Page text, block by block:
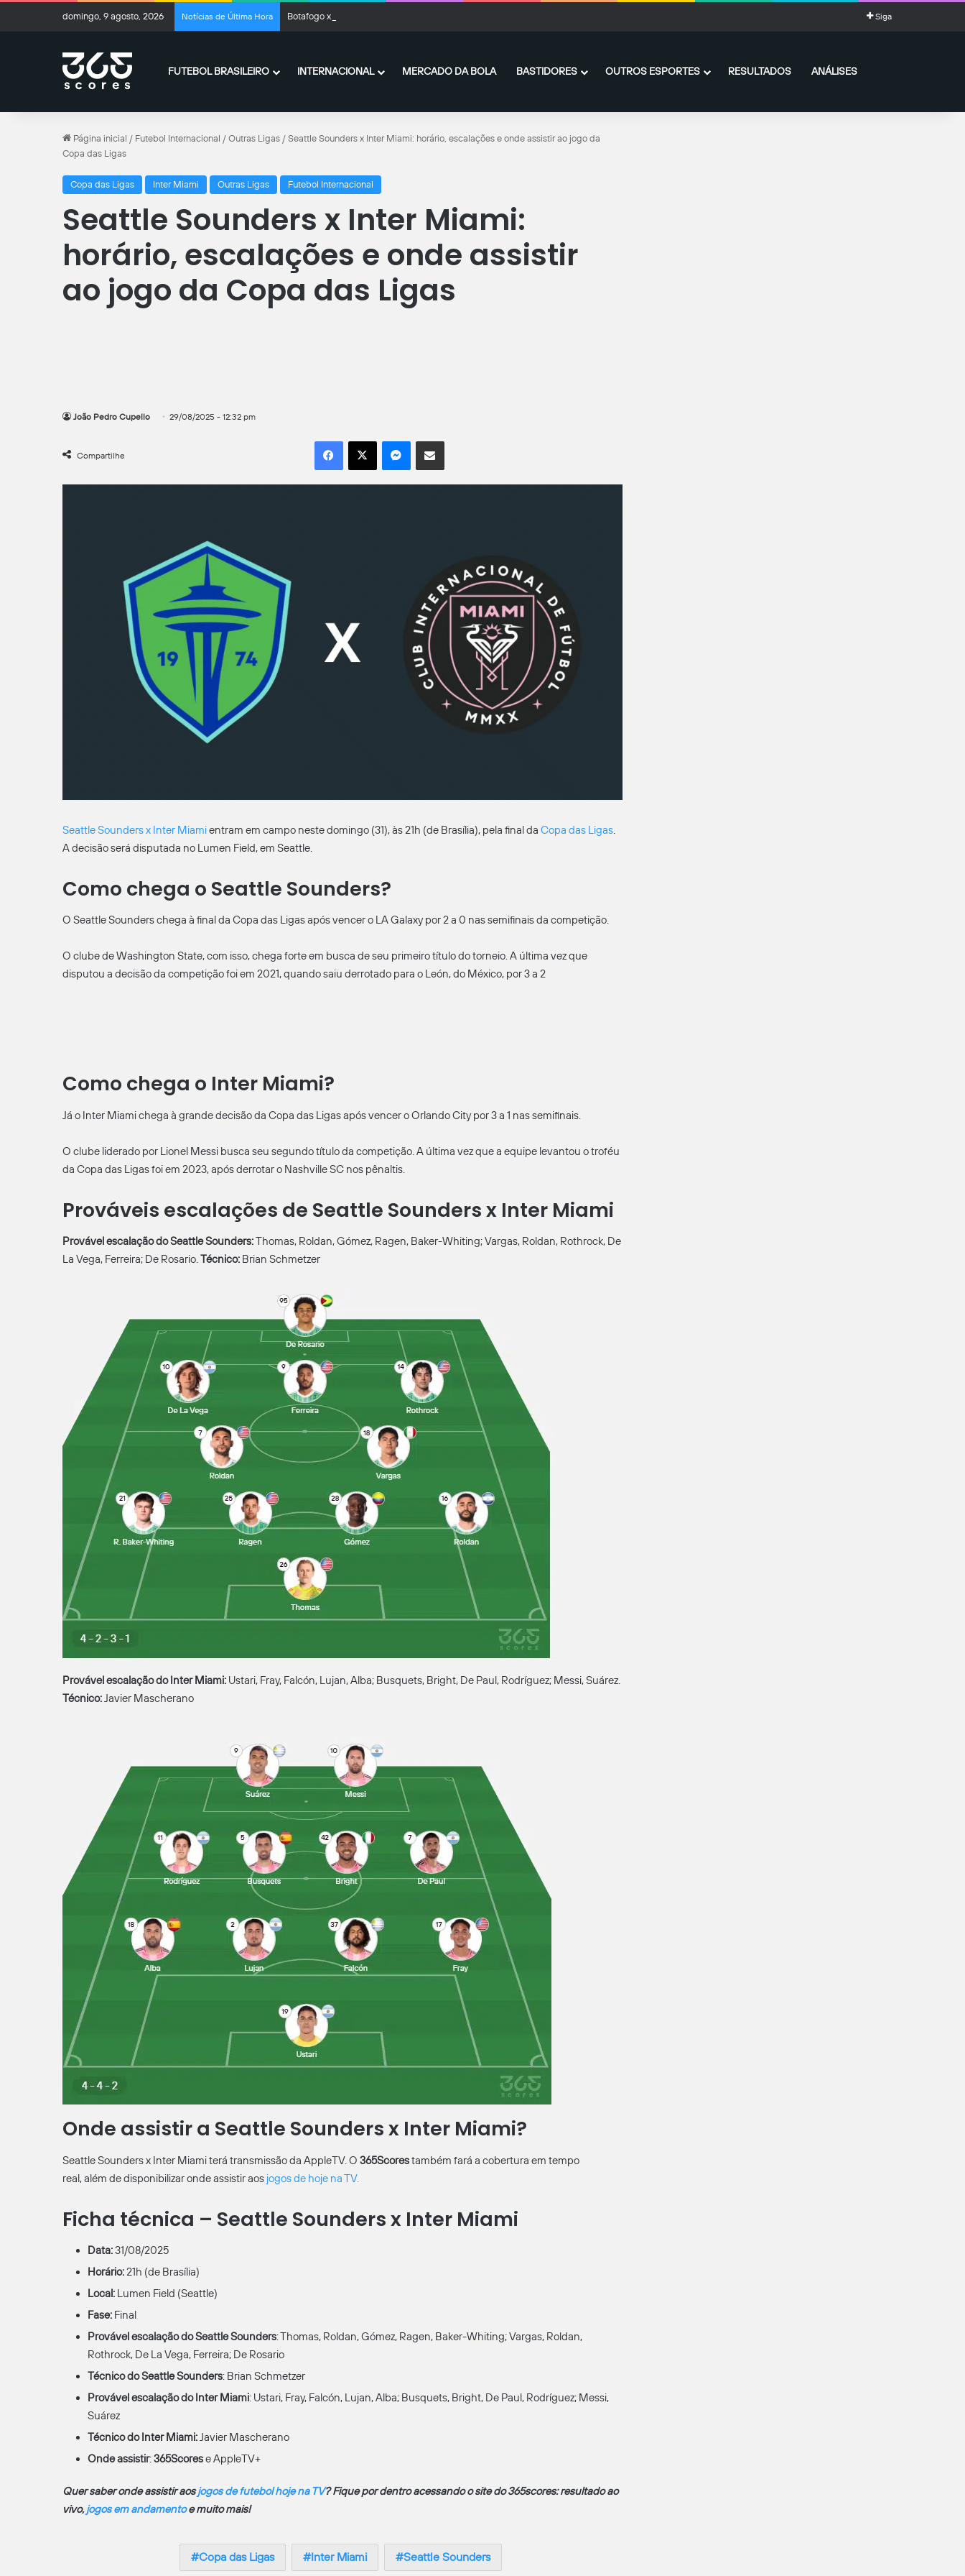
domingo, 9 agosto, 2026 Notícias de Última Hora Botafogo x Fluminense: Clássico Vovô termina empatado no Nilton Santos Siga
FUTEBOL BRASILEIRO INTERNACIONAL MERCADO DA BOLA BASTIDORES OUTROS ESPORTES RESULTADOS ANÁLISES
Página inicial / Futebol Internacional / Outras Ligas / Seattle Sounders x Inter Miami: horário, escalações e onde assistir ao jogo da
Copa das Ligas
Copa das Ligas Inter Miami Outras Ligas Futebol Internacional
Seattle Sounders x Inter Miami:
horário, escalações e onde assistir
ao jogo da Copa das Ligas
João Pedro Cupello 29/08/2025 - 12:32 pm
Compartilhe
Facebook
X MessengerCompartilhar por e-mail
Seattle Sounders x Inter Miamientram em campo neste domingo (31), às 21h (de Brasília), pela final da Copa das Ligas.
A decisão será disputada no Lumen Field, em Seattle.
Como chega o Seattle Sounders?
O Seattle Sounders chega à final da Copa das Ligas após vencer o LA Galaxy por 2 a 0 nas semifinais da competição.
O clube de Washington State, com isso, chega forte em busca de seu primeiro título do torneio. A última vez que
disputou a decisão da competição foi em 2021, quando saiu derrotado para o León, do México, por 3 a 2
Como chega o Inter Miami?
Já o Inter Miami chega à grande decisão da Copa das Ligas após vencer o Orlando City por 3 a 1 nas semifinais.
O clube liderado por Lionel Messi busca seu segundo título da competição. A última vez que a equipe levantou o troféu
da Copa das Ligas foi em 2023, após derrotar o Nashville SC nos pênaltis.
Prováveis escalações de Seattle Sounders x Inter Miami
Provável escalação do Seattle Sounders:Thomas, Roldan, Gómez, Ragen, Baker-Whiting; Vargas, Roldan, Rothrock, De
La Vega, Ferreira; De Rosario.Técnico: Brian Schmetzer
Provável escalação do Inter Miami: Ustari, Fray, Falcón, Lujan, Alba; Busquets, Bright, De Paul, Rodríguez; Messi, Suárez.
Técnico:Javier Mascherano
Onde assistir a Seattle Sounders x Inter Miami?
Seattle Sounders x Inter Miami terá transmissão da AppleTV. O 365Scorestambém fará a cobertura em tempo
real, além de disponibilizar onde assistir aos jogos de hoje na TV.
Ficha técnica – Seattle Sounders x Inter Miami
Data:31/08/2025
Horário:21h (de Brasília)
Local: Lumen Field (Seattle)
Fase: Final
Provável escalação do Seattle Sounders: Thomas, Roldan, Gómez, Ragen, Baker-Whiting; Vargas, Roldan,
Rothrock, De La Vega, Ferreira; De Rosario
Técnico do Seattle Sounders: Brian Schmetzer
Provável escalação do Inter Miami: Ustari, Fray, Falcón, Lujan, Alba; Busquets, Bright, De Paul, Rodríguez; Messi,
Suárez
Técnico do Inter Miami:Javier Mascherano
Onde assistir:365Scorese AppleTV+
Quer saber onde assistir aosjogos de futebol hoje na TV? Fique por dentro acessando o site do 365scores: resultado ao
vivo,jogos em andamentoe muito mais!
Copa das Ligas Inter Miami Seattle Sounders